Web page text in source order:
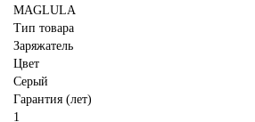
MAGLULA
Тип товара
Заряжатель
Цвет
Серый
Гарантия (лет)
1